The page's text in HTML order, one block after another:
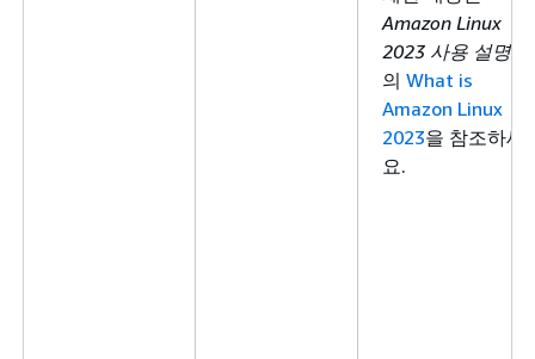
Amazon Linux
2023 사용 설명서
의 What is
Amazon Linux
2023을 참조하세
요.